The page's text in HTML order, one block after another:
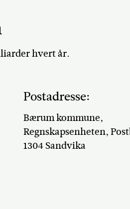
hvert år.
Postadresse:
Bærum kommune,
Regnskapsenheten,
1304 Sandvika